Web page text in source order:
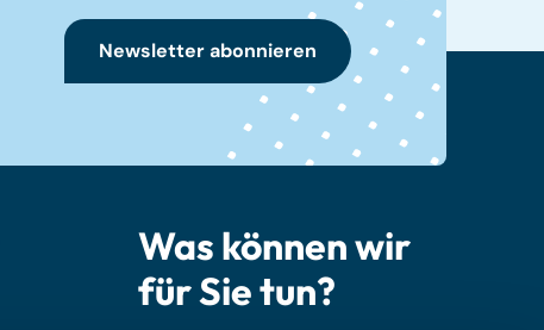
Newsletter abonnieren
Was können wir
für Sie tun?